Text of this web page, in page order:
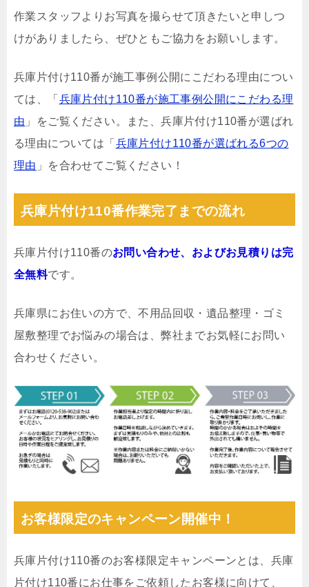
作業スタッフよりお写真を撮らせて頂きたいと申しつ
けがありましたら、ぜひともご協力をお願いします。
兵庫片付け110番が施工事例公開にこだわる理由につい
ては、「 兵庫片付け110番が施工事例公開にこだわる理
由 」をご覧ください。また、兵庫片付け110番が選ばれ
る理由については「 兵庫片付け110番が選ばれる6つの
理由 」を合わせてご覧ください！
兵庫片付け110番作業完了までの流れ
兵庫片付け110番のお問い合わせ、およびお見積りは完
全無料です。
兵庫県にお住いの方で、不用品回収・遺品整理・ゴミ
屋敷整理でお悩みの場合は、弊社までお気軽にお問い
合わせください。
お客様限定のキャンペーン開催中！
兵庫片付け110番のお客様限定キャンペーンとは、兵庫
片付け110番にお仕事をご依頼したお客様に向けて、